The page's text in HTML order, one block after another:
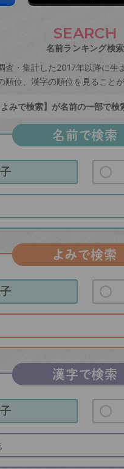
SEARCH
名前ランキング検索
・集計した2017年以降に生
位、漢字の順位を見ることが
みで検索】が名前の一部で検
名前で検索
よみで検索
漢字で検索